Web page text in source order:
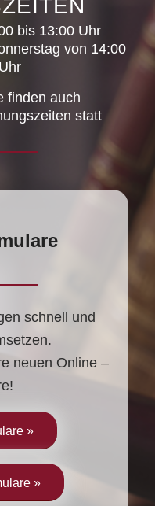
bis 13:00 Uhr
von 14:00
finden auch
statt
schnell und
neuen Online –
»
»